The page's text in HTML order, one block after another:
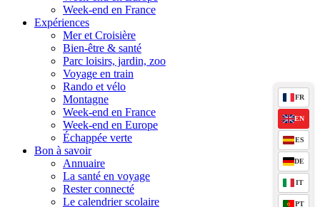
Week-end en France
Expériences
Mer et Croisière
Bien-être & santé
Parc loisirs, jardin, zoo
Voyage en train
Rando et vélo
Montagne
Week-end en France
Week-end en Europe
Échappée verte
Bon à savoir
Annuaire
La santé en voyage
Rester connecté
Le calendrier scolaire
FR
EN
ES
DE
IT
PT